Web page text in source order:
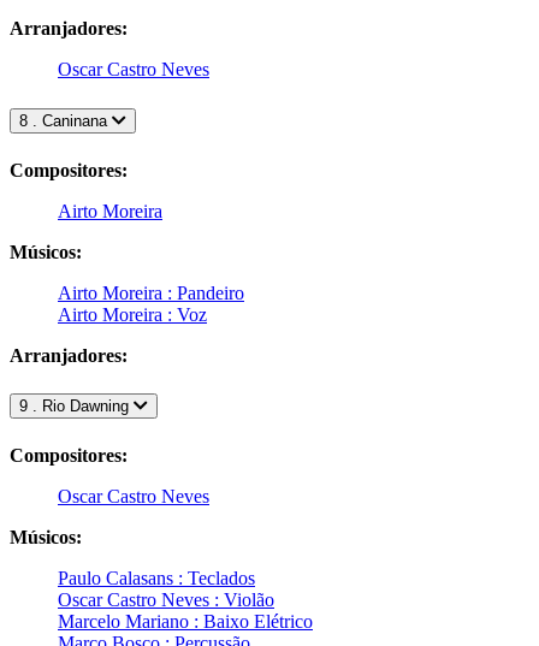
Arranjadores:
Oscar Castro Neves
8 . Caninana
Compositores:
Airto Moreira
Músicos:
Airto Moreira : Pandeiro
Airto Moreira : Voz
Arranjadores:
9 . Rio Dawning
Compositores:
Oscar Castro Neves
Músicos:
Paulo Calasans : Teclados
Oscar Castro Neves : Violão
Marcelo Mariano : Baixo Elétrico